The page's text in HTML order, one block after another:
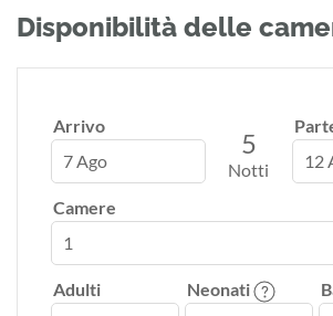
Disponibilità delle
Arrivo
7 Ago
5
Notti
12
Camere
Adulti Neonati